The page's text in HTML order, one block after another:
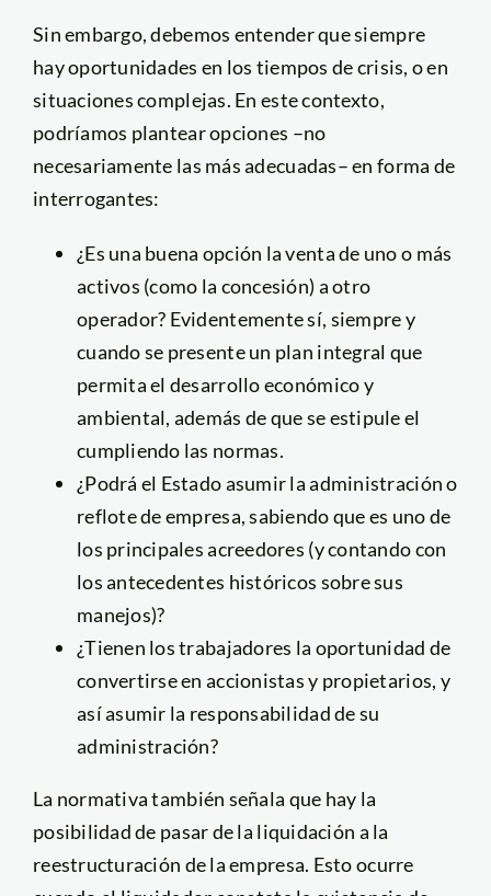
Sin embargo, debemos entender que siempre
hay oportunidades en los tiempos de crisis, o en
situaciones complejas. En este contexto,
podríamos plantear opciones –no
necesariamente las más adecuadas– en forma de
interrogantes:
¿Es una buena opción la venta de uno o más
activos (como la concesión) a otro
operador? Evidentemente sí, siempre y
cuando se presente un plan integral que
permita el desarrollo económico y
ambiental, además de que se estipule el
cumpliendo las normas.
¿Podrá el Estado asumir la administración o
reflote de empresa, sabiendo que es uno de
los principales acreedores (y contando con
los antecedentes históricos sobre sus
manejos)?
¿Tienen los trabajadores la oportunidad de
convertirse en accionistas y propietarios, y
así asumir la responsabilidad de su
administración?
La normativa también señala que hay la
posibilidad de pasar de la liquidación a la
reestructuración de la empresa. Esto ocurre